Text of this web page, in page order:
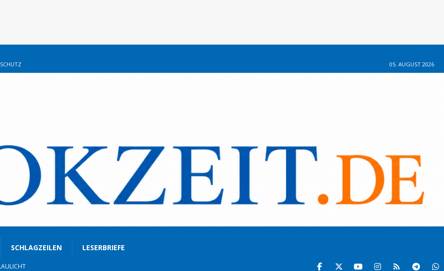
05. AUGUST 2026
SCHLAGZEILEN LESERBRIEFE